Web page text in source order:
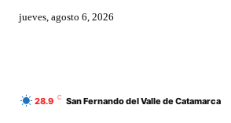
jueves, agosto 6, 2026
28.9 C San Fernando del Valle de Catamarca